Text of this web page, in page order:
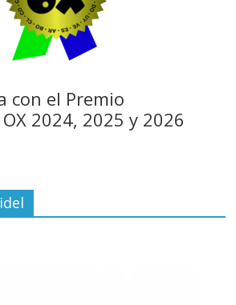
con el Premio
2024, 2025 y 2026